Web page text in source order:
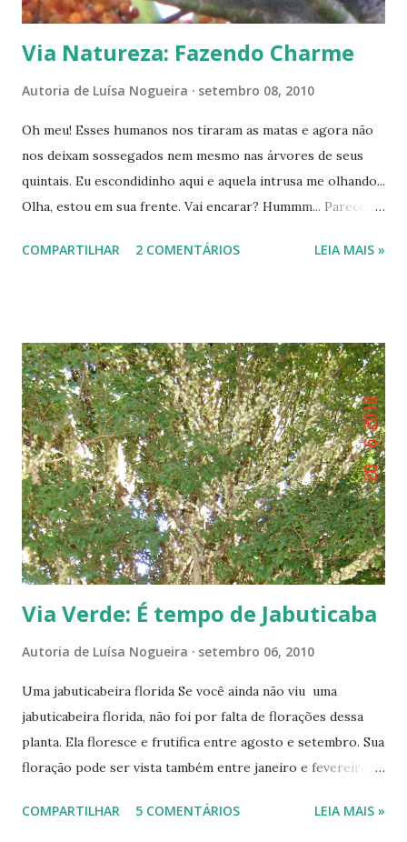
Via Natureza: Fazendo Charme
Autoria de Luísa Nogueira setembro 08, 2010
Oh meu! Esses humanos nos tiraram as matas e agora não
nos deixam sossegados nem mesmo nas árvores de seus
quintais. Eu escondidinho aqui e aquela intrusa me olhando...
Olha, estou em sua frente. Vai encarar? Hummm... Parece
----------------
COMPARTILHAR 2 COMENTÁRIOS LEIA MAIS »
Via Verde: É tempo de Jabuticaba
Autoria de Luísa Nogueira setembro 06, 2010
Uma jabuticabeira florida Se você ainda não viu uma
jabuticabeira florida, não foi por falta de florações dessa
planta. Ela floresce e frutifica entre agosto e setembro. Sua
floração pode ser vista também entre janeiro e fevereiro,
como é o caso da Região Centro-Oeste, suas flores
COMPARTILHAR 5 COMENTÁRIOS LEIA MAIS »